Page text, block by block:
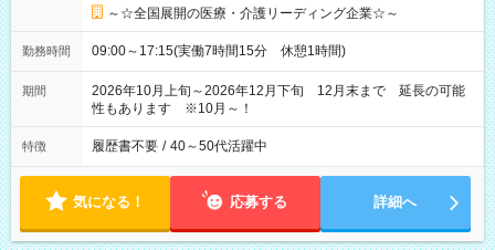
～☆全国展開の医療・介護リーディング企業☆～
勤務時間 09:00～17:15(実働7時間15分 休憩1時間)
期間
2026年10月上旬～2026年12月下旬 12月末まで 延長の可能
性もあります ※10月～！
特徴 履歴書不要 / 40～50代活躍中
気になる！ 応募する 詳細へ